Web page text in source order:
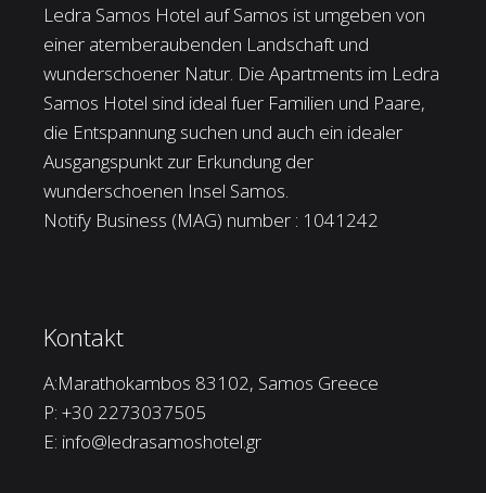
Ledra Samos Hotel auf Samos ist umgeben von
einer atemberaubenden Landschaft und
wunderschoener Natur. Die Apartments im Ledra
Samos Hotel sind ideal fuer Familien und Paare,
die Entspannung suchen und auch ein idealer
Ausgangspunkt zur Erkundung der
wunderschoenen Insel Samos.
Notify Business (MAG) number : 1041242
Kontakt
A:Marathokambos 83102, Samos Greece
P: +30 2273037505
E: info@ledrasamoshotel.gr